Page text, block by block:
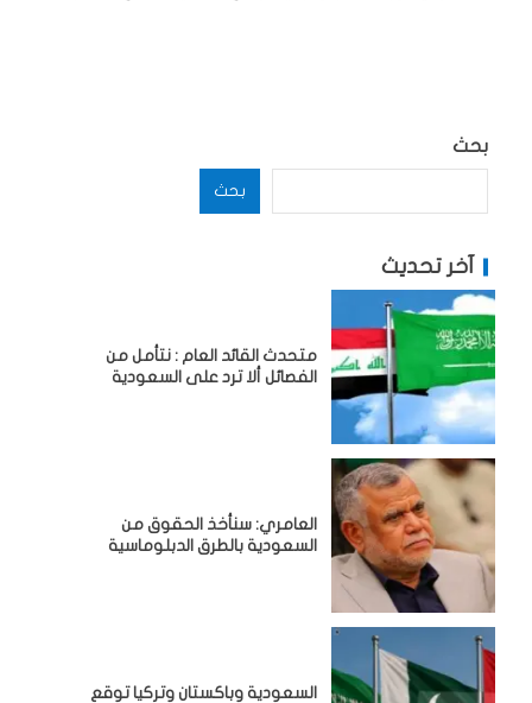
بحث
بحث
آخر تحديث
متحدث القائد العام : نتأمل من
الفصائل ألا ترد على السعودية
العامري: سنأخذ الحقوق من
السعودية بالطرق الدبلوماسية
السعودية وباكستان وتركيا توقع